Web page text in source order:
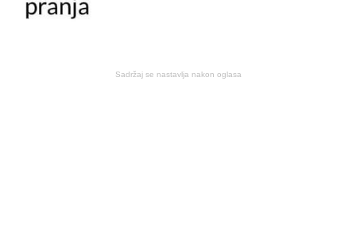
Sadržaj se nastavlja nakon oglasa